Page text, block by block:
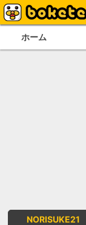
ホーム
NORISUKE21